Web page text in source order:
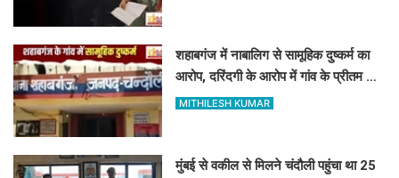
शहाबगंज में नाबालिग से सामूहिक दुष्कर्म का
आरोप, दरिंदगी के आरोप में गांव के प्रीतम और
संजय पर केस दर्ज
MITHILESH KUMAR
मुंबई से वकील से मिलने चंदौली पहुंचा था 25